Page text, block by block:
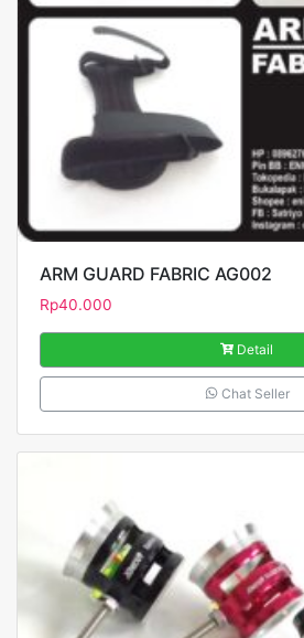
ARM GUARD FABRIC AG002
Rp40.000
Detail
Chat Seller